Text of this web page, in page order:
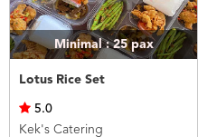
Minimal : 25pax
Lotus Rice Set
5.0
Kek's Catering